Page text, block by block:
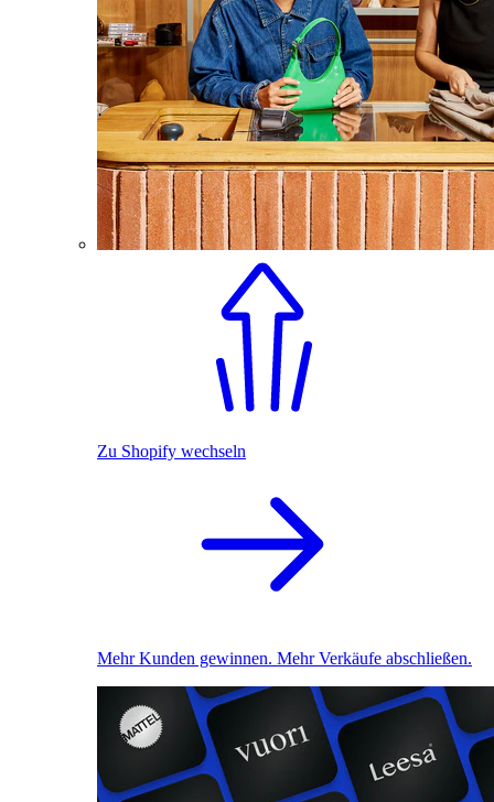
Zu Shopify wechseln
Mehr Kunden gewinnen. Mehr Verkäufe abschließen.